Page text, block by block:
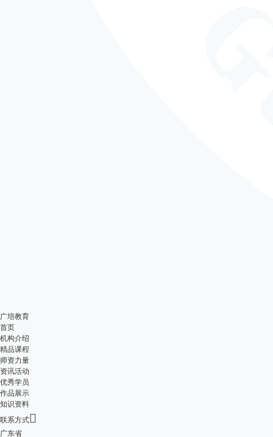
广培教育
首页
机构介绍
精品课程
师资力量
资讯活动
优秀学员
作品展示
知识资料
联系方式
广东省